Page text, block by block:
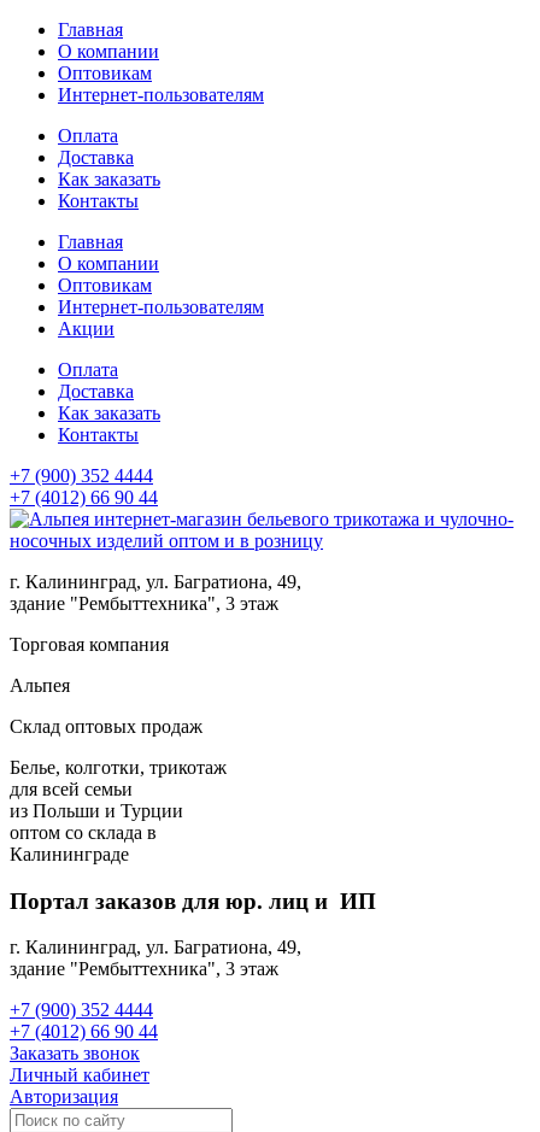
Главная
О компании
Оптовикам
Интернет-пользователям
Оплата
Доставка
Как заказать
Контакты
Главная
О компании
Оптовикам
Интернет-пользователям
Акции
Оплата
Доставка
Как заказать
Контакты
+7 (900) 352 4444
+7 (4012) 66 90 44
г. Калининград, ул. Багратиона, 49,
здание "Рембыттехника", 3 этаж
Торговая компания
Альпея
Склад оптовых продаж
Белье, колготки, трикотаж
для всей семьи
из Польши и Турции
оптом со склада в
Калининграде
Портал заказов для юр. лиц и ИП
г. Калининград, ул. Багратиона, 49,
здание "Рембыттехника", 3 этаж
+7 (900) 352 4444
+7 (4012) 66 90 44
Заказать звонок
Личный кабинет
Авторизация